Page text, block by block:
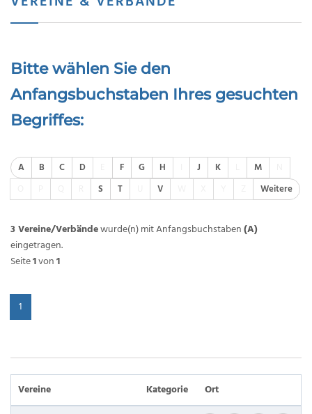
Bitte wählen Sie den
Anfangsbuchstaben Ihres gesuchten
Begriffes:
A B C D F G H J K M
S T V Weitere
3 Vereine/Verbändewurde(n) mit Anfangsbuchstaben(A)
eingetragen.
Seite1von1
1
Vereine Kategorie
Ort